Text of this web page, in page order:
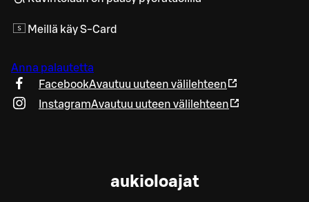
Meillä käy S-Card
Anna palautetta
FacebookAvautuu uuteen välilehteen
InstagramAvautuu uuteen välilehteen
aukioloajat